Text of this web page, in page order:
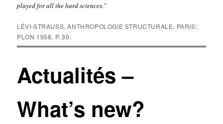
played for all the hard sciences.”
LÉVI-STRAUSS,ANTHROPOLOGIE STRUCTURALE, PARIS:
PLON 1958, P. 39.
Actualités –
What’s new?